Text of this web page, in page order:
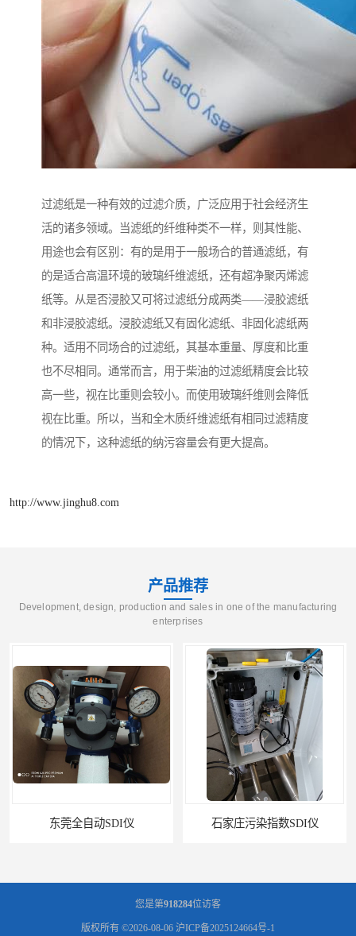
过滤纸是一种有效的过滤介质，广泛应用于社会经济生
活的诸多领域。当滤纸的纤维种类不一样，则其性能、
用途也会有区别：有的是用于一般场合的普通滤纸，有
的是适合高温环境的玻璃纤维滤纸，还有超净聚丙烯滤
纸等。从是否浸胶又可将过滤纸分成两类——浸胶滤纸
和非浸胶滤纸。浸胶滤纸又有固化滤纸、非固化滤纸两
种。适用不同场合的过滤纸，其基本重量、厚度和比重
也不尽相同。通常而言，用于柴油的过滤纸精度会比较
高一些，视在比重则会较小。而使用玻璃纤维则会降低
视在比重。所以，当和全木质纤维滤纸有相同过滤精度
的情况下，这种滤纸的纳污容量会有更大提高。
http://www.jinghu8.com
产品推荐
Development, design, production and sales in one of the manufacturing
enterprises
动SDI仪 石家庄污染指数SDI仪
您是第918284位访客
版权所有 ©2026-08-06 沪ICP备2025124664号-1